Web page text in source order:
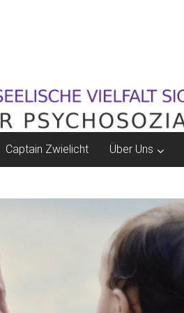
Captain Zwielicht Über Uns